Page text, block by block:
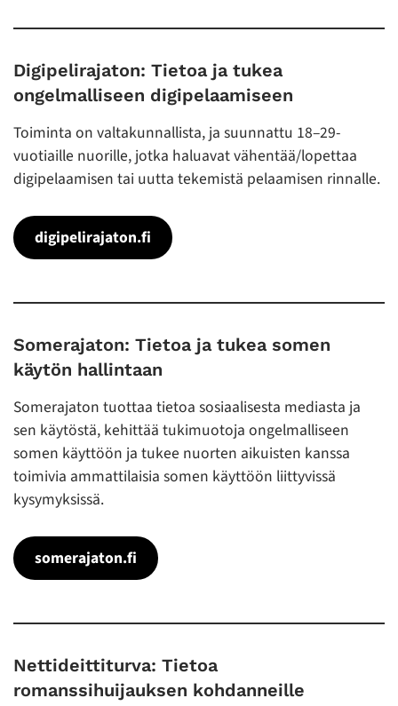
Digipelirajaton: Tietoa ja tukea
ongelmalliseen digipelaamiseen
Toiminta on valtakunnallista, ja suunnattu 18–29-
vuotiaille nuorille, jotka haluavat vähentää/lopettaa
digipelaamisen tai uutta tekemistä pelaamisen rinnalle.
digipelirajaton.fi
Somerajaton: Tietoa ja tukea somen
käytön hallintaan
Somerajaton tuottaa tietoa sosiaalisesta mediasta ja
sen käytöstä, kehittää tukimuotoja ongelmalliseen
somen käyttöön ja tukee nuorten aikuisten kanssa
toimivia ammattilaisia somen käyttöön liittyvissä
kysymyksissä.
somerajaton.fi
Nettideittiturva: Tietoa
romanssihuijauksen kohdanneille